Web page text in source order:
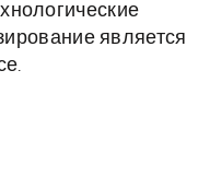
является